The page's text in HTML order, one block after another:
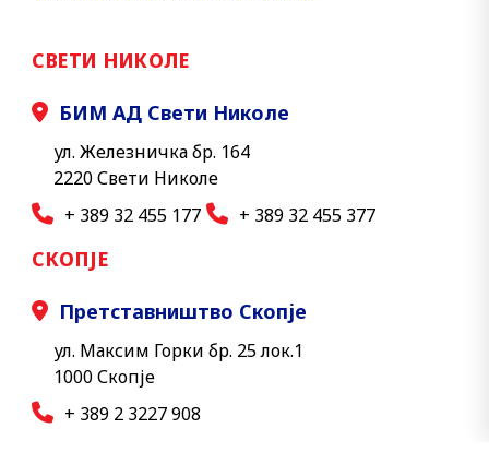
СВЕТИ НИКОЛЕ
БИМ АД Свети Николе
ул. Железничка бр. 164
2220 Свети Николе
+ 389 32 455 177
+ 389 32 455 377
СКОПЈЕ
Претставништво Скопје
ул. Максим Горки бр. 25 лок.1
1000 Скопје
+ 389 2 3227 908